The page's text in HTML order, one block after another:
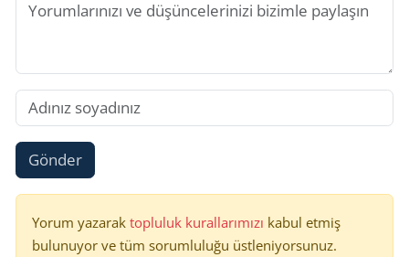
Gönder
Yorum yazarak topluluk kurallarımızı kabul etmiş
bulunuyor ve tüm sorumluluğu üstleniyorsunuz.